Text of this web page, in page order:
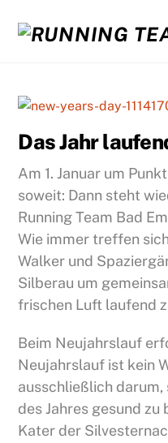
Das Jahr
Am 1. Januar um
soweit: Dann steht
Running Team Bad
Wie immer treffen
Walker und
Silberau um
frischen Luft laufend
Beim Neujahrslauf
Neujahrslauf ist kein
ausschließlich
des Jahres gesund
Kater der